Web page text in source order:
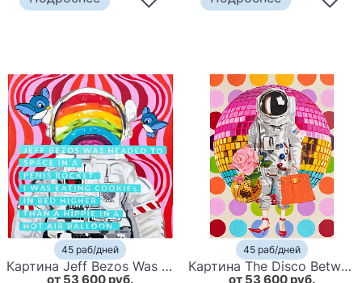
45 раб/дней
Картина Jeff Bezos Was Headed to Space in a Penis Rocket. I Was Eating Cookies
от 53 600 руб.
45 раб/дней
Картина The Disco Between the Rock and the Sun
от 53 600 руб.